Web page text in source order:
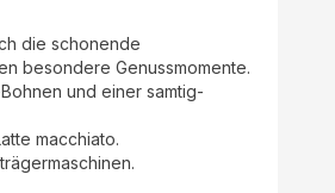
die schonende
besondere Genussmomente.
und einer samtig-
macchiato.